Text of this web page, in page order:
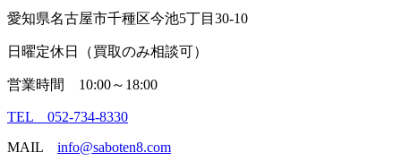
愛知県名古屋市千種区今池5丁目30-10
日曜定休日（買取のみ相談可）
営業時間 10:00～18:00
TEL 052-734-8330
MAIL info@saboten8.com